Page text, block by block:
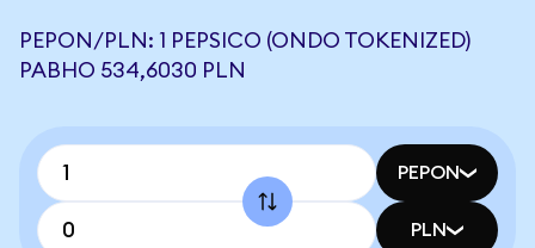
PEPON/PLN: 1 PEPSICO (ONDO TOKENIZED)
РАВНО 534,6030 PLN
PEPON
PLN